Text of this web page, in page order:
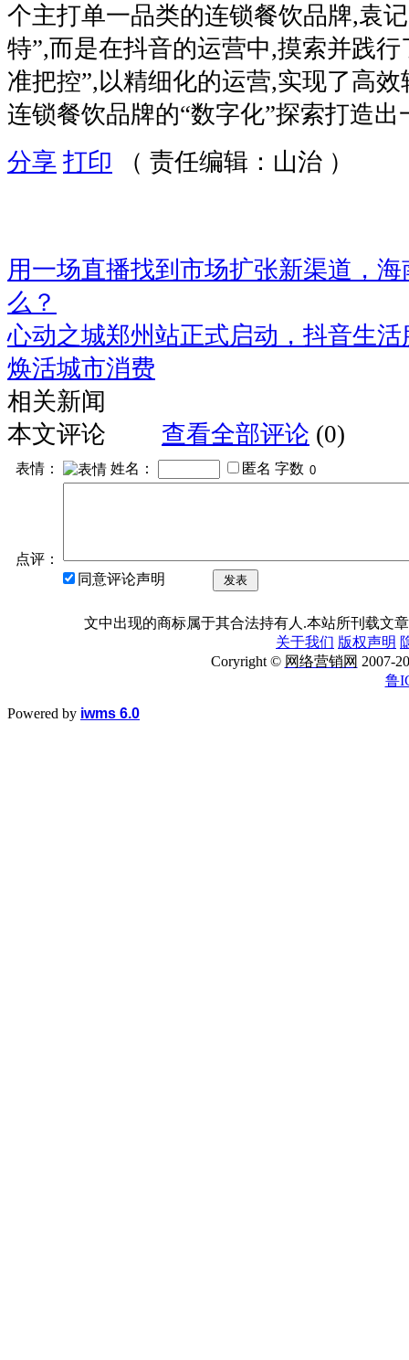
个主打单一品类的连锁餐饮品牌,袁
特”,而是在抖音的运营中,摸索并践行
准把控”,以精细化的运营,实现了高
连锁餐饮品牌的“数字化”探索打造出
分享 打印 （ 责任编辑：山治 ）
用一场直播找到市场扩张新渠道，
么？
心动之城郑州站正式启动，抖音生
焕活城市消费
相关新闻
本文评论
查看全部评论 (0)
表情： 姓名： 匿名 字数
点评：
同意评论声明
发表
文中出现的商标属于其合法持有人.本站所刊载文
关于我们 版权声明
Coryright © 网络营销网 2007-
鲁
Powered by iwms 6.0